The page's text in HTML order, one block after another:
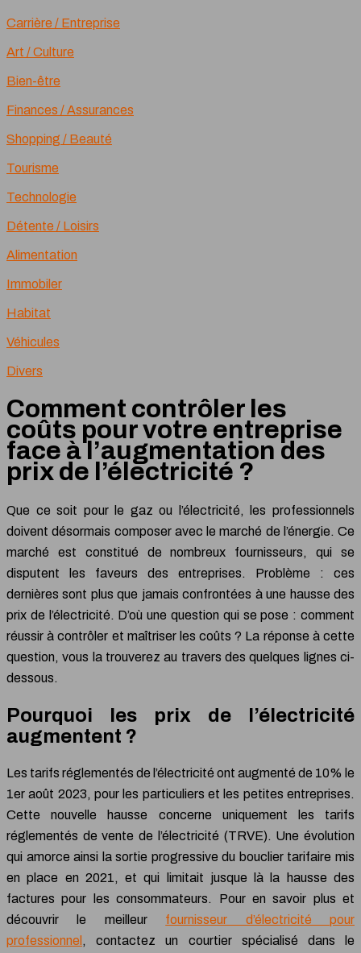
Carrière / Entreprise
Art / Culture
Bien-être
Finances / Assurances
Shopping / Beauté
Tourisme
Technologie
Détente / Loisirs
Alimentation
Immobiler
Habitat
Véhicules
Divers
Comment contrôler les
coûts pour votre entreprise
face à l’augmentation des
prix de l’électricité ?
Que ce soit pour le gaz ou l’électricité, les professionnels
doivent désormais composer avec le marché de l’énergie. Ce
marché est constitué de nombreux fournisseurs, qui se
disputent les faveurs des entreprises. Problème : ces
dernières sont plus que jamais confrontées à une hausse des
prix de l’électricité. D’où une question qui se pose : comment
réussir à contrôler et maîtriser les coûts ? La réponse à cette
question, vous la trouverez au travers des quelques lignes ci-
dessous.
Pourquoi les prix de l’électricité
augmentent ?
Les tarifs réglementés de l’électricité ont augmenté de 10% le
1er août 2023, pour les particuliers et les petites entreprises.
Cette nouvelle hausse concerne uniquement les tarifs
réglementés de vente de l’électricité (TRVE). Une évolution
qui amorce ainsi la sortie progressive du bouclier tarifaire mis
en place en 2021, et qui limitait jusque là la hausse des
factures pour les consommateurs. Pour en savoir plus et
découvrir le meilleur fournisseur d’électricité pour
professionnel , contactez un courtier spécialisé dans le